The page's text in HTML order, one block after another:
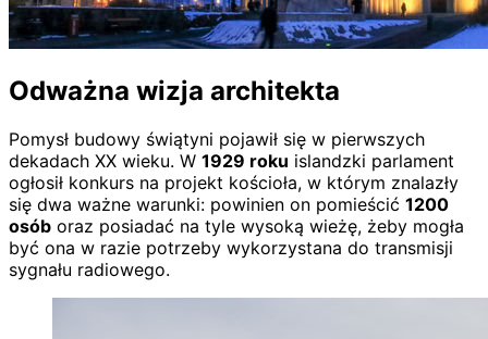
Odważna wizja architekta
Pomysł budowy świątyni pojawił się w pierwszych
dekadach XX wieku. W 1929 roku islandzki parlament
ogłosił konkurs na projekt kościoła, w którym znalazły
się dwa ważne warunki: powinien on pomieścić 1200
osób oraz posiadać na tyle wysoką wieżę, żeby mogła
być ona w razie potrzeby wykorzystana do transmisji
sygnału radiowego.